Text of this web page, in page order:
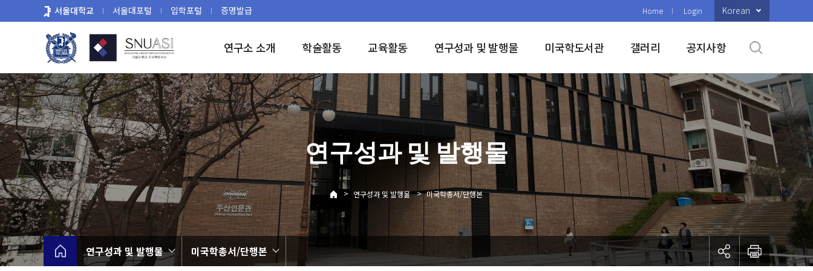
로
뉴
서울대학교 서울대포털 입학포털 증명발급 Home Login Korean
연구소 소개 학술활동 교육활동 연구성과 및 발행물 미국학도서관 갤러리 공지사항
연구성과 및 발행물
> 연구성과 및 발행물 > 미국학총서/단행본
연구성과 및 발행물 미국학총서/단행본